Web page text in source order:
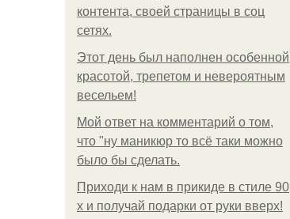
контента, своей страницы в соц
сетях.
Этот день был наполнен особенной
красотой, трепетом и невероятным
весельем!
Мой ответ на комментарий о том,
что "ну маникюр то всё таки можно
было бы сделать.
Приходи к нам в прикиде в стиле 90
х и получай подарки от руки вверх!